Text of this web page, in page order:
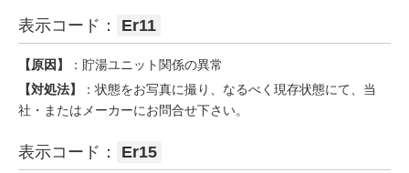
表示コード： Er11
【原因】
：貯湯ユニット関係の異常
【対処法】
：状態をお写真に撮り、なるべく現存状態にて、当
社・またはメーカーにお問合せ下さい。
表示コード： Er15